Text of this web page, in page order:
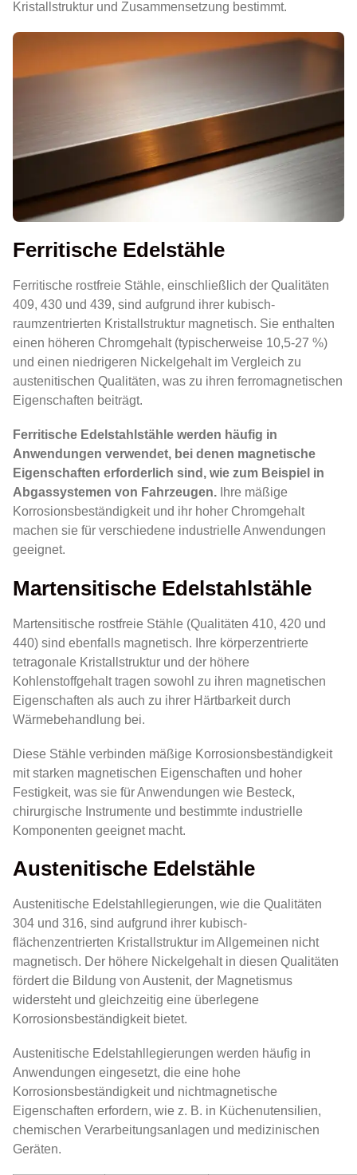
Kristallstruktur und Zusammensetzung bestimmt.
Ferritische Edelstähle
Ferritische rostfreie Stähle, einschließlich der Qualitäten
409, 430 und 439, sind aufgrund ihrer kubisch-
raumzentrierten Kristallstruktur magnetisch. Sie enthalten
einen höheren Chromgehalt (typischerweise 10,5-27 %)
und einen niedrigeren Nickelgehalt im Vergleich zu
austenitischen Qualitäten, was zu ihren ferromagnetischen
Eigenschaften beiträgt.
Ferritische Edelstahlstähle werden häufig in
Anwendungen verwendet, bei denen magnetische
Eigenschaften erforderlich sind, wie zum Beispiel in
Abgassystemen von Fahrzeugen. Ihre mäßige
Korrosionsbeständigkeit und ihr hoher Chromgehalt
machen sie für verschiedene industrielle Anwendungen
geeignet.
Martensitische Edelstahlstähle
Martensitische rostfreie Stähle (Qualitäten 410, 420 und
440) sind ebenfalls magnetisch. Ihre körperzentrierte
tetragonale Kristallstruktur und der höhere
Kohlenstoffgehalt tragen sowohl zu ihren magnetischen
Eigenschaften als auch zu ihrer Härtbarkeit durch
Wärmebehandlung bei.
Diese Stähle verbinden mäßige Korrosionsbeständigkeit
mit starken magnetischen Eigenschaften und hoher
Festigkeit, was sie für Anwendungen wie Besteck,
chirurgische Instrumente und bestimmte industrielle
Komponenten geeignet macht.
Austenitische Edelstähle
Austenitische Edelstahllegierungen, wie die Qualitäten
304 und 316, sind aufgrund ihrer kubisch-
flächenzentrierten Kristallstruktur im Allgemeinen nicht
magnetisch. Der höhere Nickelgehalt in diesen Qualitäten
fördert die Bildung von Austenit, der Magnetismus
widersteht und gleichzeitig eine überlegene
Korrosionsbeständigkeit bietet.
Austenitische Edelstahllegierungen werden häufig in
Anwendungen eingesetzt, die eine hohe
Korrosionsbeständigkeit und nichtmagnetische
Eigenschaften erfordern, wie z. B. in Küchenutensilien,
chemischen Verarbeitungsanlagen und medizinischen
Geräten.